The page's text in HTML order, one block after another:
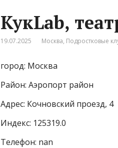
КукLab,
19.07.2025 Москва, Подростковые
город: Москва
Район: Аэропорт район
Адрес: Кочновский проезд, 4
Индекс: 125319.0
Телефон: nan